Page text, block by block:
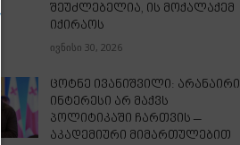
შეუძლებელია, ის მოქალაქემ
იქირაოს
ივნისი 30, 2026
ცოტნე ივანიშვილი: არანაირი
ინტერესი არ მაქვს
პოლიტიკაში ჩართვის –
აკადემიური მიმართულებით